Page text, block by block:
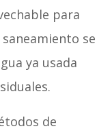
para
se
ya usada
de